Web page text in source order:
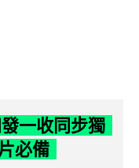
一收同步獨
必備